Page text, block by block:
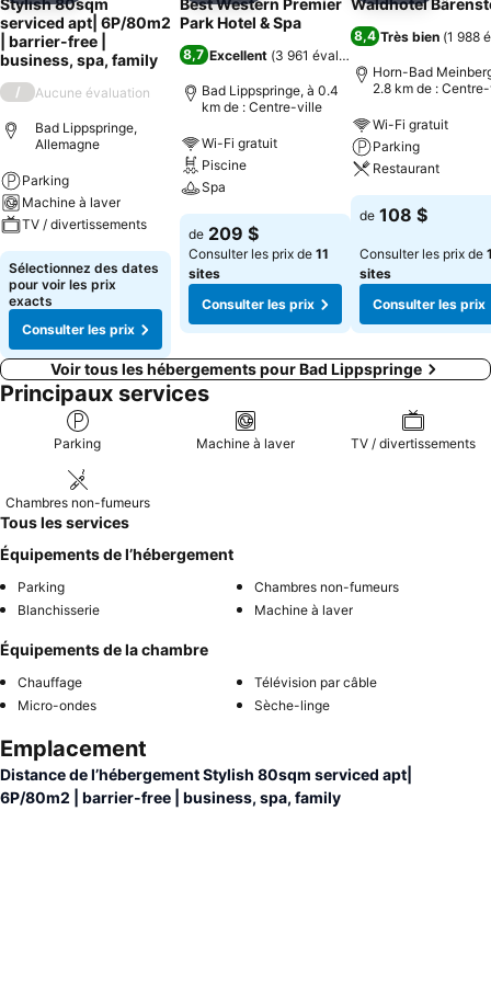
Stylish 80sqm
serviced apt| 6P/80m2
| barrier-free |
business, spa, family
/ Aucune évaluation
Bad Lippspringe,
Allemagne
Parking
Machine à laver
TV / divertissements
Sélectionnez des dates
pour voir les prix
exacts
Consulter les prix
Best Western Premier
Park Hotel & Spa
8,7 Excellent (3 961 évaluations
Bad Lippspringe, à 0.4
km de : Centre-ville
Wi-Fi gratuit
Piscine
Spa
de 209 $
Consulter les prix de 11
sites
Consulter les prix
Waldhotel
8,4 Très bien (1 988
Horn-Bad
2.8 km de :
Wi-Fi gratuit
Parking
Restaurant
de 108 $
Consulter les prix de
sites
Consulter les prix
Voir tous les hébergements pour Bad Lippspringe
Principaux services
Parking Machine à laver TV / divertissements
Chambres non-fumeurs
Tous les services
Équipements de l’hébergement
Parking
Chambres non-fumeurs
Blanchisserie
Machine à laver
Équipements de la chambre
Chauffage
Télévision par câble
Micro-ondes
Sèche-linge
Emplacement
Distance de l’hébergement Stylish 80sqm serviced apt|
6P/80m2 | barrier-free | business, spa, family